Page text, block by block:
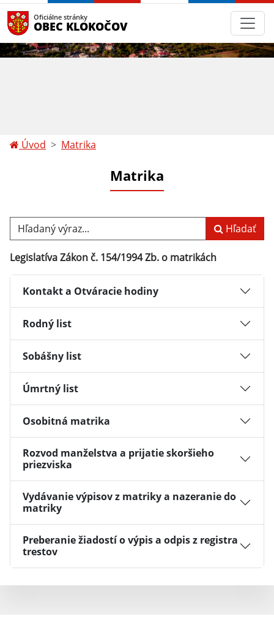
Oficiálne stránky
OBEC KLOKOČOV
Úvod Matrika
Matrika
Hľadaný výraz... Hľadať
Legislatíva Zákon č. 154/1994 Zb. o matrikách
Kontakt a Otváracie hodiny
Rodný list
Sobášny list
Úmrtný list
Osobitná matrika
Rozvod manželstva a prijatie skoršieho
priezviska
Vydávanie výpisov z matriky a nazeranie do
matriky
Preberanie žiadostí o výpis a odpis z registra
trestov